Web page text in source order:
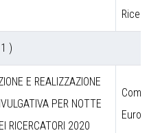
)
E REALIZZAZIONE
PER NOTTE
RICERCATORI 2020